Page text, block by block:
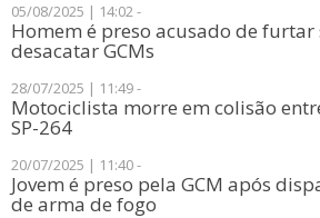
05/08/2025 | 14:02 -
Homem é preso acusado de
desacatar GCMs
28/07/2025 | 11:49 -
Motociclista morre em colisão
SP-264
20/07/2025 | 11:40 -
Jovem é preso pela GCM após
de arma de fogo